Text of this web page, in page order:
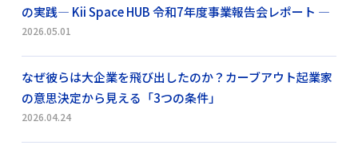
の実践― Kii Space HUB 令和7年度事業報告会レポート ―
2026.05.01
なぜ彼らは大企業を飛び出したのか？カーブアウト起業家
の意思決定から見える「3つの条件」
2026.04.24